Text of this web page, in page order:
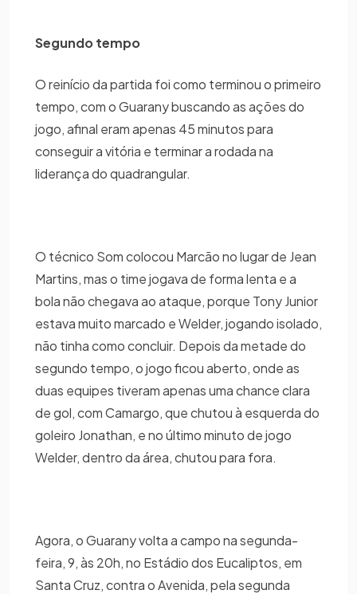
Segundo tempo
O reinício da partida foi como terminou o primeiro
tempo, com o Guarany buscando as ações do
jogo, afinal eram apenas 45 minutos para
conseguir a vitória e terminar a rodada na
liderança do quadrangular.
O técnico Som colocou Marcão no lugar de Jean
Martins, mas o time jogava de forma lenta e a
bola não chegava ao ataque, porque Tony Junior
estava muito marcado e Welder, jogando isolado,
não tinha como concluir. Depois da metade do
segundo tempo, o jogo ficou aberto, onde as
duas equipes tiveram apenas uma chance clara
de gol, com Camargo, que chutou à esquerda do
goleiro Jonathan, e no último minuto de jogo
Welder, dentro da área, chutou para fora.
Agora, o Guarany volta a campo na segunda-
feira, 9, às 20h, no Estádio dos Eucaliptos, em
Santa Cruz, contra o Avenida, pela segunda